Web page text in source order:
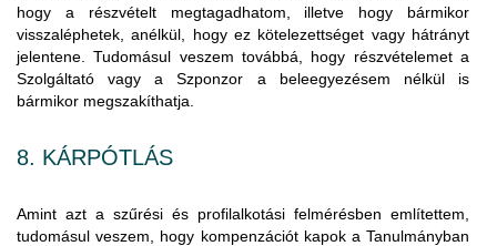
hogy a részvételt megtagadhatom, illetve hogy bármikor
visszaléphetek, anélkül, hogy ez kötelezettséget vagy hátrányt
jelentene. Tudomásul veszem továbbá, hogy részvételemet a
Szolgáltató vagy a Szponzor a beleegyezésem nélkül is
bármikor megszakíthatja.
8. KÁRPÓTLÁS
Amint azt a szűrési és profilalkotási felmérésben említettem,
tudomásul veszem, hogy kompenzációt kapok a Tanulmányban